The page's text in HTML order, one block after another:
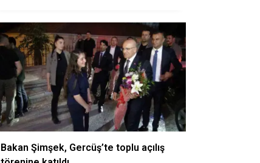
Bakan Şimşek, Gercüş’te toplu açılış